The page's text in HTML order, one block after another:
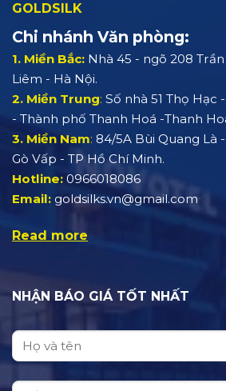
GOLDSILK
Chi nhánh Văn phòng:
1. Miền Bắc: Nhà 45 - ngõ 208
Liêm - Hà Nội.
2. Miền Trung: Số nhà 51 Thọ
- Thành phố Thanh Hoá -Thanh
3. Miền Nam: 84/5A Bùi Quang Là
Gò Vấp - TP Hồ Chí Minh.
Hotline: 0966018086
Email: goldsilks.vn@gmail.com
Read more
NHẬN BÁO GIÁ TỐT NHẤT